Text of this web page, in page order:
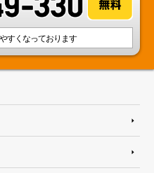
すくなっております